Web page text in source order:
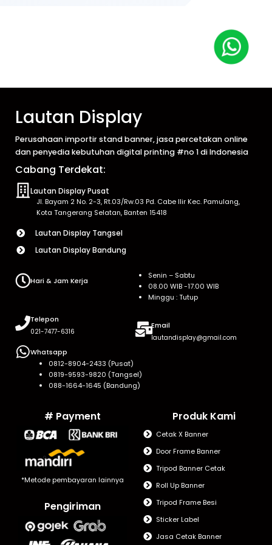
Lautan Display
Perusahaan importir stand banner, jasa percetakan online
dan penyedia kebutuhan digital printing #no 1 di Indonesia
Cabang Terdekat:
Lautan Display Pusat
Jl. Bayam 2 No. 2-3, Rt.03/Rw.03 Pd. Cabe Ilir Kec. Pamulang,
Kota Tangerang Selatan, Banten 15418
Lautan Display Tangsel
Lautan Display Bandung
Hari & Jam Kerja
Senin – Sabtu
08.00 WIB -17.00 WIB
Minggu : Tutup
Telepon
021-7477-6316
Email
lautandisplay@gmail.com
Whatsapp
0812-8904-2433 (Pusat)
0819-9593-9820 (Tangsel)
088-1664-1645 (Bandung)
# Payment
*Metode pembayaran lainnya
Pengiriman
Produk Kami
Cetak X Banner
Door Frame Banner
Tripod Banner Cetak
Roll Up Banner
Tripod Frame Besi
Sticker Label
Jasa Cetak Banner